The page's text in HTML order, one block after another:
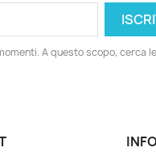
A questo scopo, cerca